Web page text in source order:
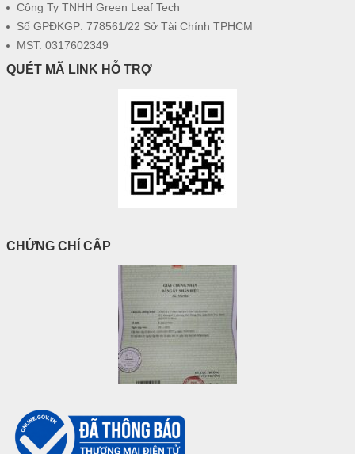
Công Ty TNHH Green Leaf Tech
Số GPĐKGP: 778561/22 Sở Tài Chính TPHCM
MST: 0317602349
QUÉT MÃ LINK HỖ TRỢ
CHỨNG CHỈ CẤP